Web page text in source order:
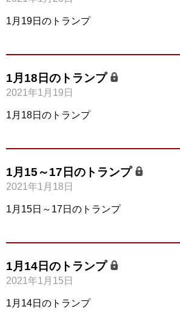
1月19日のトランプ
1月18日のトランプ
2021年1月19日
1月18日のトランプ
1月15～17日のトランプ
2021年1月18日
1月15日～17日のトランプ
1月14日のトランプ
2021年1月15日
1月14日のトランプ